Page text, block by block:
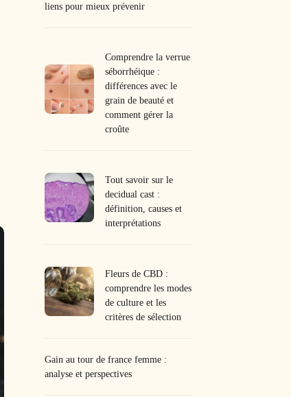
liens pour mieux prévenir
Comprendre la verrue
séborrhéique :
différences avec le
grain de beauté et
comment gérer la
croûte
Tout savoir sur le
decidual cast :
définition, causes et
interprétations
Fleurs de CBD :
comprendre les modes
de culture et les
critères de sélection
Gain au tour de france femme :
analyse et perspectives